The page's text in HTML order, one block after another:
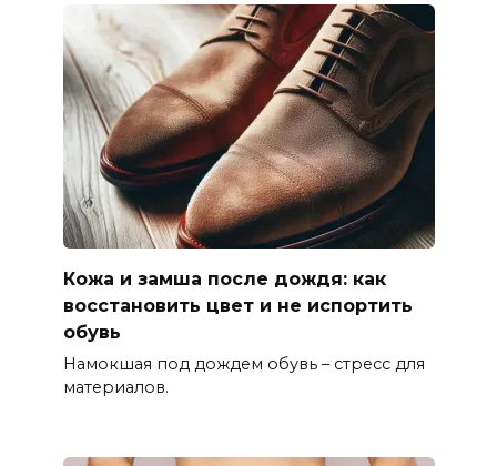
Кожа и замша после дождя: как
восстановить цвет и не испортить
обувь
Намокшая под дождем обувь – стресс для
материалов.